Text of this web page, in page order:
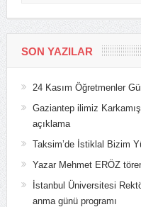
SON YAZILAR
24 Kasım Öğretmenler
Gaziantep ilimiz
açıklama
Taksim’de İstiklal Bizim
Yazar Mehmet ERÖZ
İstanbul Üniversitesi
anma günü programı